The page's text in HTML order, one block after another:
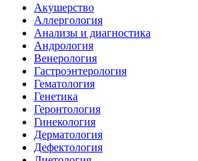
Акушерство
Аллергология
Анализы и диагностика
Андрология
Венерология
Гастроэнтерология
Гематология
Генетика
Геронтология
Гинекология
Дерматология
Дефектология